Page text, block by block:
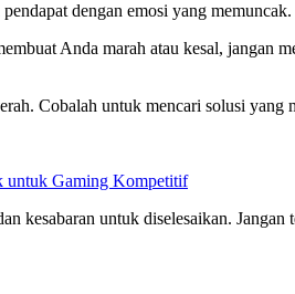
dengan emosi yang
Anda marah atau kesal,
Cobalah untuk mencari solusi
untuk Gaming Kompetitif
kesabaran untuk diselesaikan.